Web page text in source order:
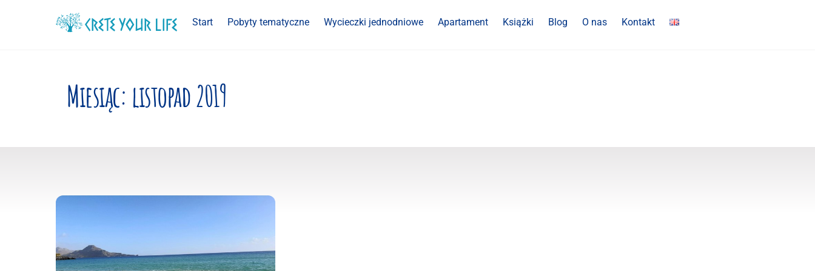
Start Pobyty tematyczne Wycieczki jednodniowe Apartament Książki Blog O nas Kontakt
Miesiąc: listopad 2019